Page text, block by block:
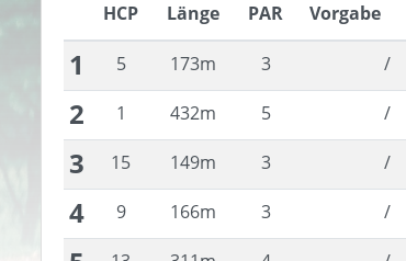
HCP Länge PAR Vorgabe
1 5 173m 3 /
2 1 432m 5 /
3 15 149m 3 /
4 9 166m 3 /